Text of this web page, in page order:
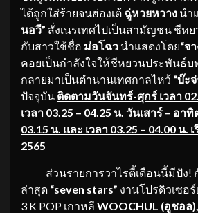
ได้ถูกใส่ร้ายจนฮ่องเต้ ฉู่หวยหวาง นำ
นอวี” สั่งเนรเทศไปเป็นสามัญชน ชีห
กับสาวใช้ชื่อ ม่อโฉว นำแสดงโดย“จ
คอยเป็นกำลังใจให้ชีหยวนประพันธ์บ
กลายมาเป็นตำนานเทศกาลไหว้ “บ๊ะจ่
ปัจจุบัน ติดตามวันจันทร์-ศุกร์ เวลา
เวลา 03.25 – 04.25 น. วันเสาร์ – อาทิ
03.15 น. และ เวลา 03.25 – 04.00 น.
2565
ส่วนรายการวาไรตี้เดือนนี้มีปัง!
ล่าสุด “seven stars” งานโปรดิวเซอ
3 K POP เกาหลี WOOCHUL (อูชอล